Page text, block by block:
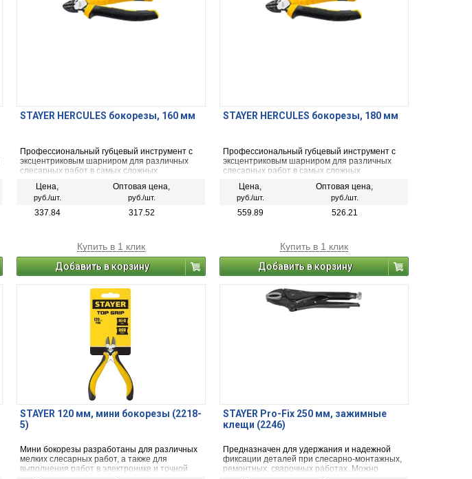
STAYER HERCULES бокорезы, 160 мм
Профессиональный губцевый инструмент с
эксцентриковым шарниром для различных
слесарных работ в самых сложных
стали, меди, алюминия
Цена,
руб./шт.
Оптовая цена,
руб./шт.
337.84 317.52
Купить в 1 клик
Добавить в корзину
STAYER HERCULES бокорезы, 180 мм
Профессиональный губцевый инструмент с
эксцентриковым шарниром для различных
слесарных работ в самых сложных
стали, меди, алюминия
Цена,
руб./шт.
Оптовая цена,
руб./шт.
559.89 526.21
Купить в 1 клик
Добавить в корзину
STAYER 120 мм, мини бокорезы (2218-
5)
Мини бокорезы разработаны для различных
мелких слесарных работ, а также для
выполнения работ в электронике и точной
STAYER Pro-Fix 250 мм, зажимные
клещи (2246)
Предназначен для удержания и надежной
фиксации деталей при слесарно-монтажных,
ремонтных, сварочных работах. Можно